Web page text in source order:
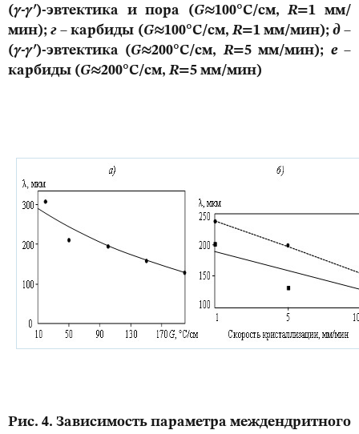
(γ-γ′)-эвтектика и пора (G≈100°С/см,R=1 мм/
мин);г – карбиды (G≈100°С/см,R=1 мм/мин); д –
(γ-γ′)-эвтектика (G≈200°С/см,R=5 мм/мин); е–
карбиды (G≈200°С/см,R=5 мм/мин)
Рис. 4. Зависимость параметра междендритного